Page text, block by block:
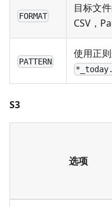
FORMAT
目标文
CSV，
PATTERN
使用正
S3
选项